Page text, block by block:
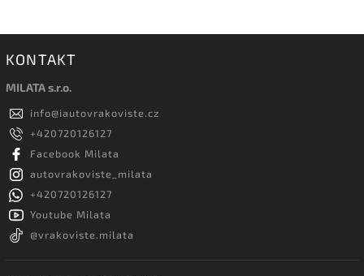
KONTAKT
MILATA s.r.o.
info@iautovrakoviste.cz
+420720126127
Facebook Milata
autovrakoviste_milata
+420720126127
Youtube Milata
@vrakoviste.milata